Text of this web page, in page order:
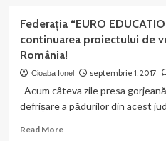
Federația “EURO
continuarea proiectului de
România!
Cioaba Ionel septembrie 1, 2017
Acum câteva zile presa
defrișare a pădurilor din acest
Read MoreRead